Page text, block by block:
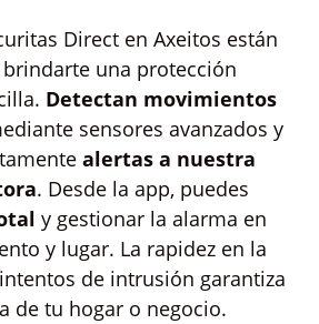
Direct en Axeitos están
una protección
Detectan movimientos
sensores avanzados y
alertas a nuestra
. Desde la app, puedes
y gestionar la alarma en
y lugar. La rapidez en la
de intrusión garantiza
de tu hogar o negocio.